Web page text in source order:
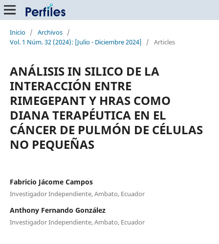
Inicio / Archivos /
Vol. 1 Núm. 32 (2024): [Julio - Diciembre 2024]
/ Articles
ANÁLISIS IN SILICO DE LA
INTERACCIÓN ENTRE
RIMEGEPANT Y HRAS COMO
DIANA TERAPÉUTICA EN EL
CÁNCER DE PULMÓN DE CÉLULAS
NO PEQUEÑAS
Fabricio Jácome Campos
Investigador Independiente, Ambato, Ecuador
Anthony Fernando González
Investigador Independiente, Ambato, Ecuador